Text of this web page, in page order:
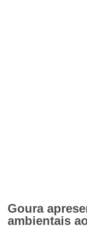
Goura
ambientais